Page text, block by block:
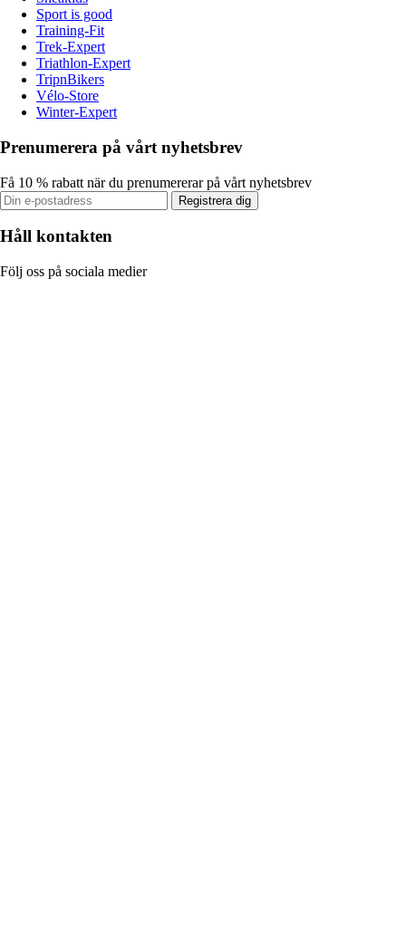
Sport is good
Training-Fit
Trek-Expert
Triathlon-Expert
TripnBikers
Vélo-Store
Winter-Expert
Prenumerera på vårt nyhetsbrev
Få 10 % rabatt när du prenumererar på vårt nyhetsbrev
Registrera dig
Håll kontakten
Följ oss på sociala medier